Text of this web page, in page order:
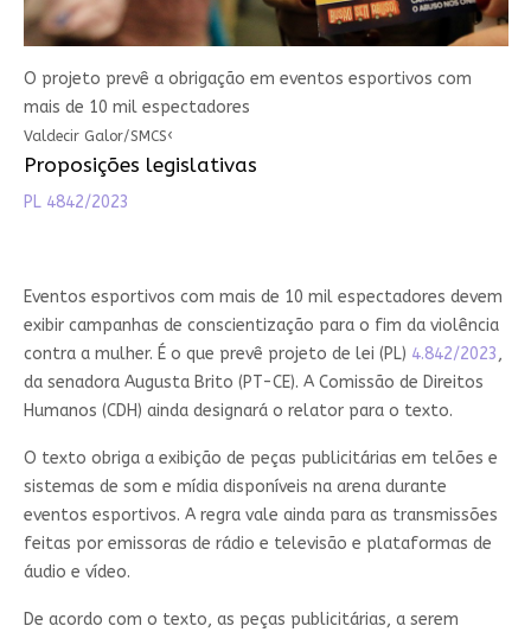
O projeto prevê a obrigação em eventos esportivos com
mais de 10 mil espectadores
Valdecir Galor/SMCS‹
Proposições legislativas
PL 4842/2023
Eventos esportivos com mais de 10 mil espectadores devem
exibir campanhas de conscientização para o fim da violência
contra a mulher. É o que prevê projeto de lei (PL) 4.842/2023,
da senadora Augusta Brito (PT-CE). A Comissão de Direitos
Humanos (CDH) ainda designará o relator para o texto.
O texto obriga a exibição de peças publicitárias em telões e
sistemas de som e mídia disponíveis na arena durante
eventos esportivos. A regra vale ainda para as transmissões
feitas por emissoras de rádio e televisão e plataformas de
áudio e vídeo.
De acordo com o texto, as peças publicitárias, a serem